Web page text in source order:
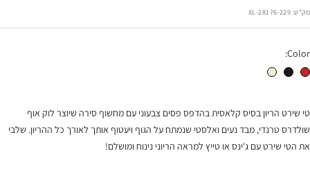
בהנחה
מק"ט: 28176-229-XL
Color:
טי שירט הריון מחשוף סירה שמנת פס אדוםטי שירט הריון מחשוף סירה שחור פס שמנתטי שירט הריון מחשוף סירה שמנת פס שחור
טי שירט הריון בסיס קלאסית בהדפס פסים צבעוני עם מחשוף סירה שיוצר לוק אוף
שולדרס טרנדי, מבד נעים ואלסטי שנמתח על הגוף ויעטוף אותך לאורך כל ההריון. שלבי
את הטי שירט עם ג'ינס או טייץ למראה הריוני נינוח ומושלם!